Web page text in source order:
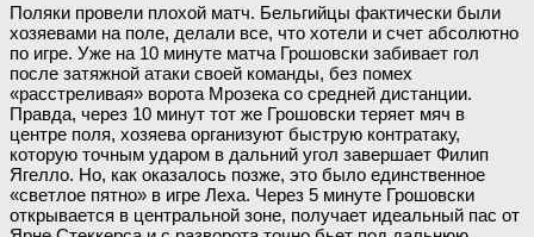
Поляки провели плохой матч. Бельгийцы фактически были
хозяевами на поле, делали все, что хотели и счет абсолютно
по игре. Уже на 10 минуте матча Грошовски забивает гол
после затяжной атаки своей команды, без помех
«расстреливая» ворота Мрозека со средней дистанции.
Правда, через 10 минут тот же Грошовски теряет мяч в
центре поля, хозяева организуют быструю контратаку,
которую точным ударом в дальний угол завершает Филип
Ягелло. Но, как оказалось позже, это было единственное
«светлое пятно» в игре Леха. Через 5 минуте Грошовски
открывается в центральной зоне, получает идеальный пас от